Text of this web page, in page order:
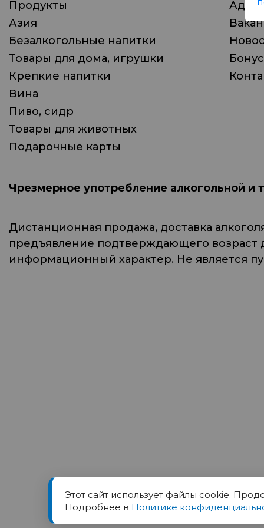
Продукты
Азия
Безалкогольные напитки
Товары для дома, игрушки
Крепкие напитки
Вина
Пиво, сидр
Товары для животных
Подарочные карты
Чрезмерное употребление алкогольной и
Дистанционная продажа, доставка
предъявление подтверждающего возраст
информационный характер. Не является
Товарный знак ПОРТ
Этот сайт использует файлы cookie.
Подробнее в Политике